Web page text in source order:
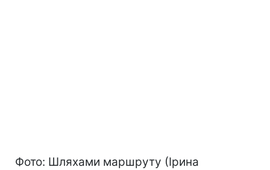
Фото: Шляхами маршруту (Ірина